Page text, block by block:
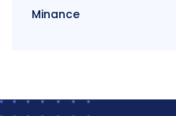
Minance